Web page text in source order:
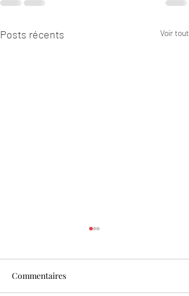
Posts récents Voir tout
Commentaires